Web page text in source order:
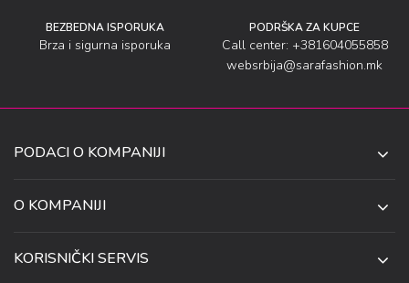
BEZBEDNA ISPORUKA
Brza i sigurna isporuka
PODRŠKA ZA KUPCE
Call center: +381604055858
websrbija@sarafashion.mk
PODACI O KOMPANIJI
UL. ANETE ANDREJEVIĆ 13
NIŠ 18106, SRBIJA
O KOMPANIJI
KORISNIČKI SERVIS